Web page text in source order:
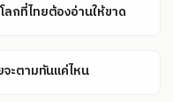
กที่ไทยต้องอ่านให้ขาด
ะตามทันแค่ไหน